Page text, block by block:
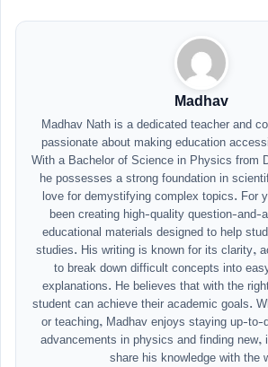
Madhav
Madhav Nath is a dedicated teacher and
passionate about making education
With a Bachelor of Science in Physics from
he possesses a strong foundation in
love for demystifying complex topics. For
been creating high-quality question-and-
educational materials designed to help
studies. His writing is known for its clarity,
to break down difficult concepts into
explanations. He believes that with the
student can achieve their academic goals.
or teaching, Madhav enjoys staying up-to-
advancements in physics and finding new,
share his knowledge with the